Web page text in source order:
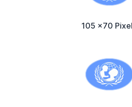
105 x70